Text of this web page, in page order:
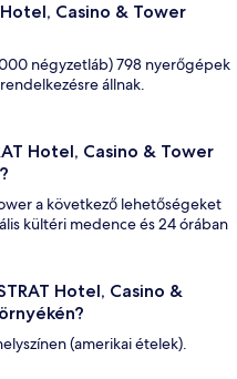
Casino & Tower
négyzetláb) 798 nyerőgépek
állnak.
Hotel, Casino & Tower
a következő lehetőségeket
kültéri medence és 24 órában
Hotel, Casino &
(amerikai ételek).